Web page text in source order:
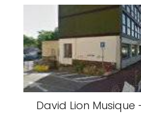
David Lion